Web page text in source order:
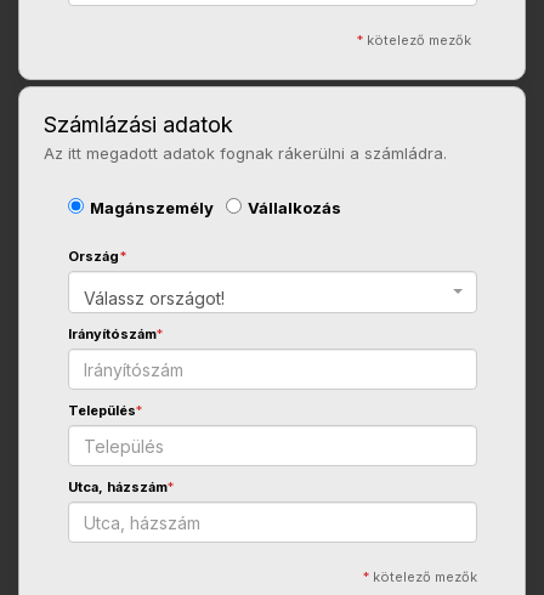
* kötelező mezők
Számlázási adatok
Az itt megadott adatok fognak rákerülni a számládra.
Magánszemély Vállalkozás
Ország*
Válassz országot!
Irányítószám*
Település*
Utca, házszám*
* kötelező mezők